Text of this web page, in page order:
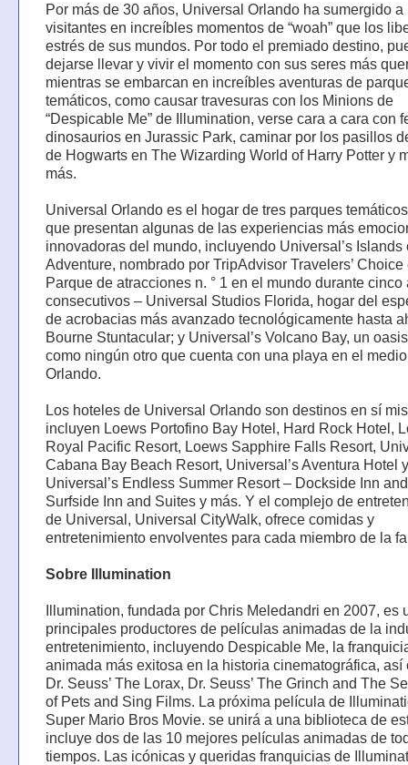
Por más de 30 años, Universal Orlando ha sumergido a
visitantes en increíbles momentos de “woah” que los
estrés de sus mundos. Por todo el premiado destino,
dejarse llevar y vivir el momento con sus seres más
mientras se embarcan en increíbles aventuras de
temáticos, como causar travesuras con los Minions de
“Despicable Me” de Illumination, verse cara a cara con
dinosaurios en Jurassic Park, caminar por los pasillos
de Hogwarts en The Wizarding World of Harry Potter y
más.
Universal Orlando es el hogar de tres parques
que presentan algunas de las experiencias más
innovadoras del mundo, incluyendo Universal’s Islands
Adventure, nombrado por TripAdvisor Travelers’ Choice
Parque de atracciones n. ° 1 en el mundo durante cinco
consecutivos – Universal Studios Florida, hogar del
de acrobacias más avanzado tecnológicamente hasta
Bourne Stuntacular; y Universal’s Volcano Bay, un
como ningún otro que cuenta con una playa en el
Orlando.
Los hoteles de Universal Orlando son destinos en sí
incluyen Loews Portofino Bay Hotel, Hard Rock Hotel,
Royal Pacific Resort, Loews Sapphire Falls Resort,
Cabana Bay Beach Resort, Universal’s Aventura Hotel y
Universal’s Endless Summer Resort – Dockside Inn
Surfside Inn and Suites y más. Y el complejo de
de Universal, Universal CityWalk, ofrece comidas y
entretenimiento envolventes para cada miembro de la
Sobre Illumination
Illumination, fundada por Chris Meledandri en 2007, es
principales productores de películas animadas de la
entretenimiento, incluyendo Despicable Me, la
animada más exitosa en la historia cinematográfica, así
Dr. Seuss’ The Lorax, Dr. Seuss’ The Grinch and The
of Pets and Sing Films. La próxima película de
Super Mario Bros Movie. se unirá a una biblioteca de
incluye dos de las 10 mejores películas animadas de
tiempos. Las icónicas y queridas franquicias de